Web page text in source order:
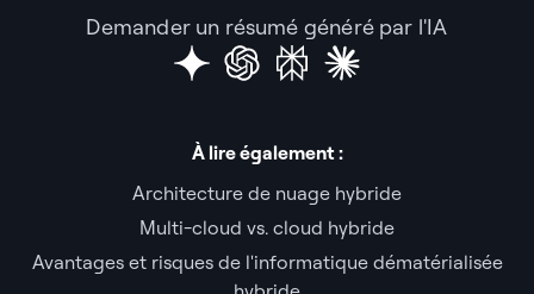
Demander un résumé généré par l'IA
À lire également :
Architecture de nuage hybride
Multi-cloud vs. cloud hybride
Avantages et risques de l'informatique dématérialisée